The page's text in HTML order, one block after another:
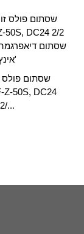
שסתום פולס
Z-50S, DC24
2/...